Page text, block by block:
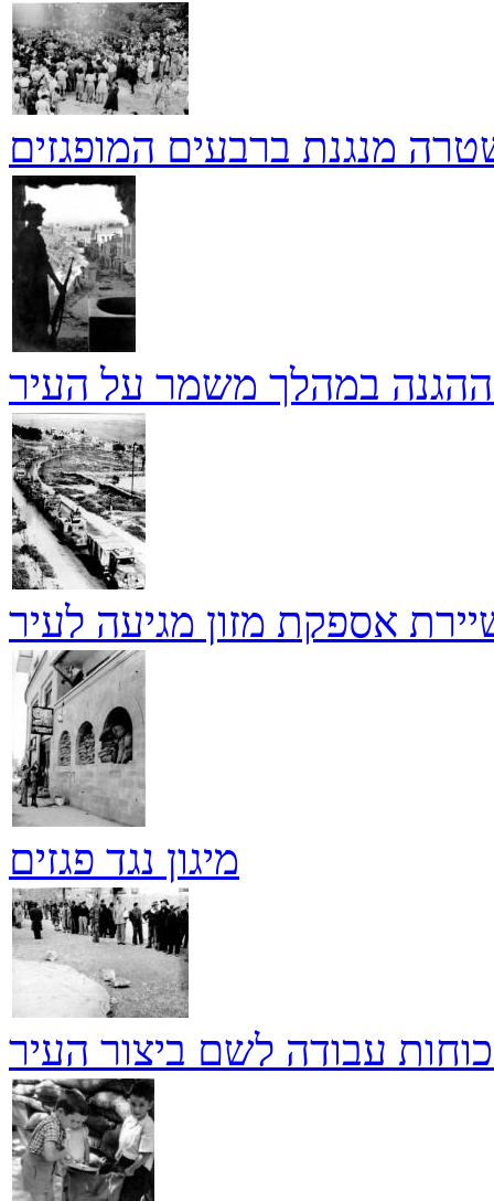
מנגנת ברבעים המופגזים
ההגנה במהלך משמר על העיר
אספקת מזון מגיעה לעיר
מיגון נגד פגזים
כוחות עבודה לשם ביצור העיר